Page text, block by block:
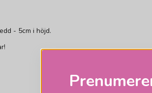
- 5cm i höjd.